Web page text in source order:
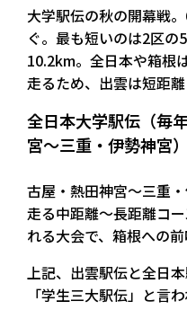
大学駅伝の秋の開幕戦
ぐ。最も短いのは2区
10.2km。全日本や箱根
走るため、出雲は短距
全日本大学駅伝（毎
宮〜三重・伊勢神宮）
古屋・熱田神宮〜三重
走る中距離〜長距離コ
れる大会で、箱根への
上記、出雲駅伝と全日
「学生三大駅伝」と言わ